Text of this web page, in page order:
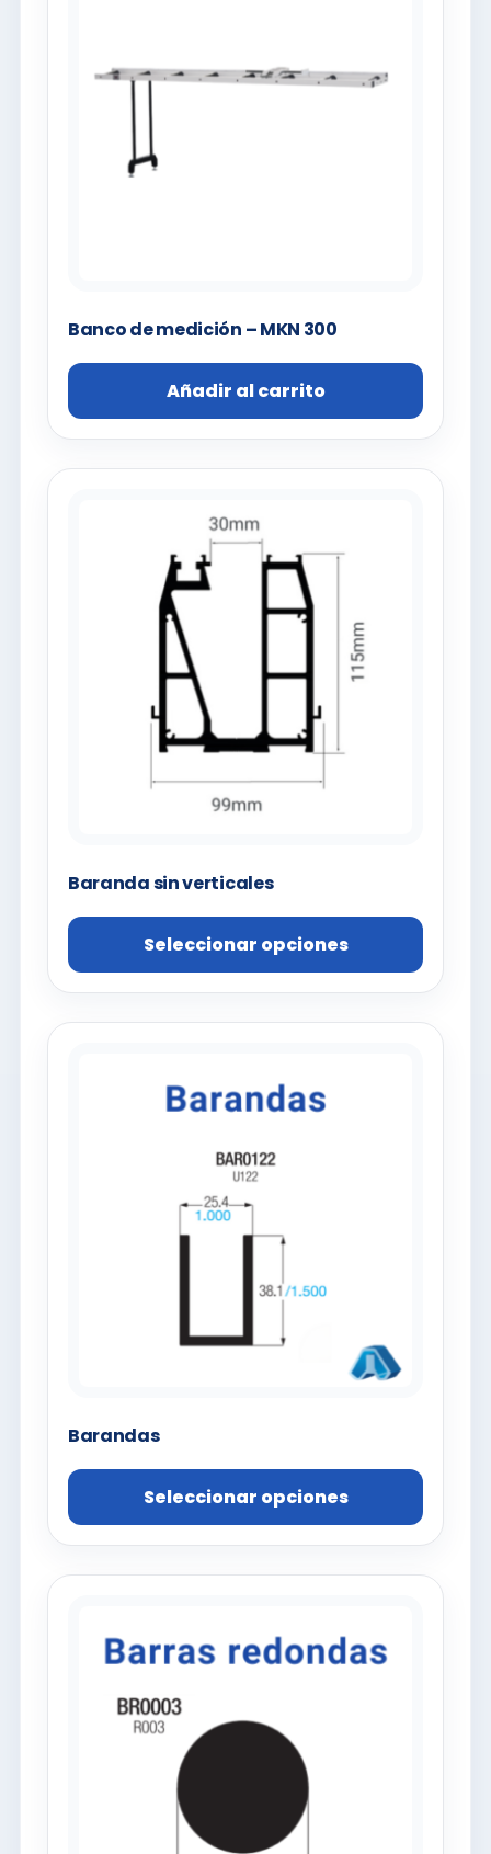
Banco de medición – MKN 300
Añadir al carrito
Baranda sin verticales
Seleccionar opciones
Barandas
Seleccionar opciones